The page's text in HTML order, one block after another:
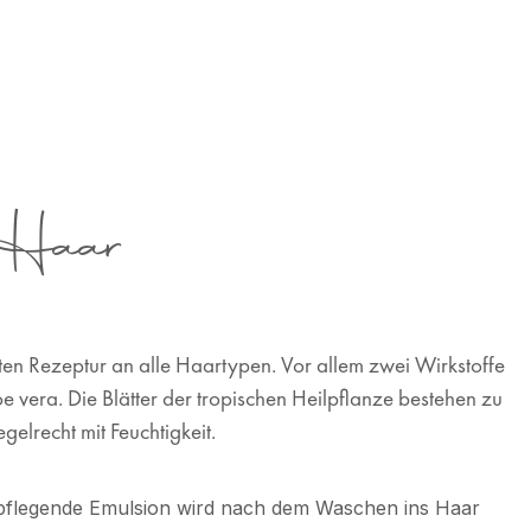
Rezeptur an alle Haartypen. Vor allem zwei Wirkstoffe
vera. Die Blätter der tropischen Heilpflanze bestehen zu
mit Feuchtigkeit.
Emulsion wird nach dem Waschen ins Haar